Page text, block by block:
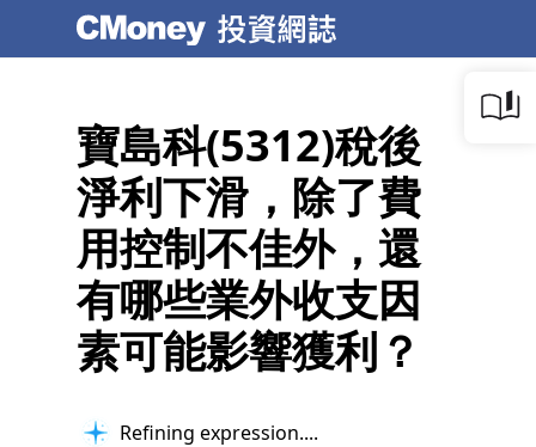
寶島科(5312)稅後
淨利下滑，除了費
用控制不佳外，還
有哪些業外收支因
素可能影響獲利？
Refining expression...